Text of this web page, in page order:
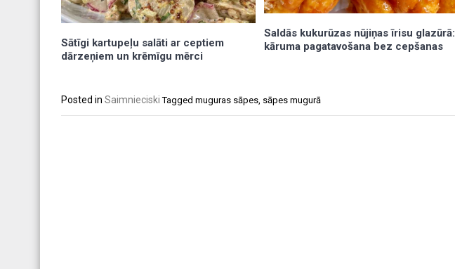
Sātīgi kartupeļu salāti ar ceptiem
dārzeņiem un krēmīgu mērci
Saldās kukurūzas nūjiņas īrisu glazūrā:
kāruma pagatavošana bez cepšanas
Posted in Saimnieciski Tagged muguras sāpes sāpes mugurā